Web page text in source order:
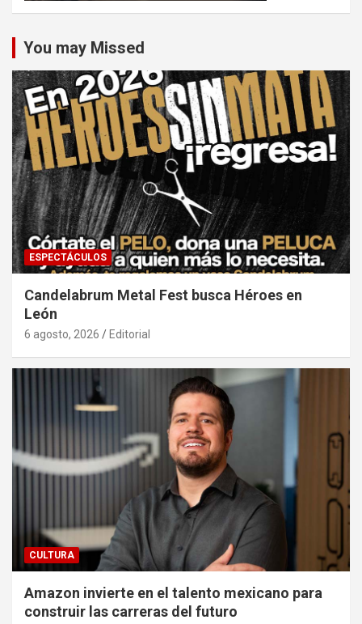
You may Missed
ESPECTÁCULOS
Candelabrum Metal Fest busca Héroes en
León
6 agosto, 2026 Editorial
CULTURA
Amazon invierte en el talento mexicano para
construir las carreras del futuro